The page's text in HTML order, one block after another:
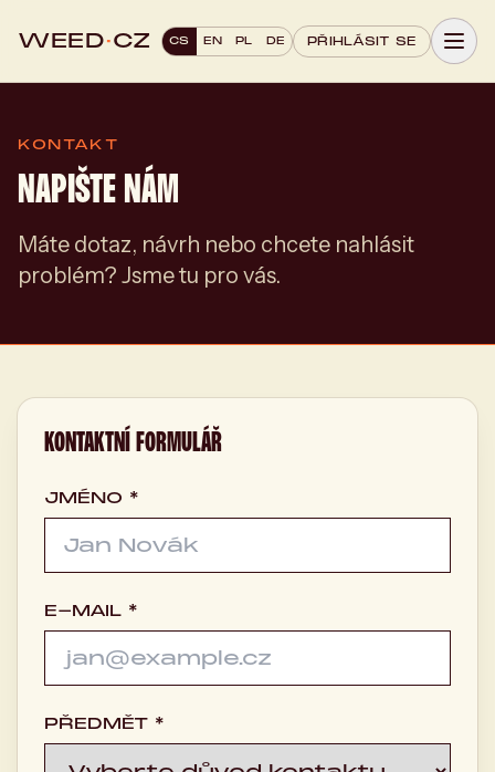
WEED·CZ CS EN PL DE PŘIHLÁSIT SE
KONTAKT
NAPIŠTE NÁM
Máte dotaz, návrh nebo chcete nahlásit
problém? Jsme tu pro vás.
KONTAKTNÍ FORMULÁŘ
JMÉNO *
E-MAIL *
PŘEDMĚT *